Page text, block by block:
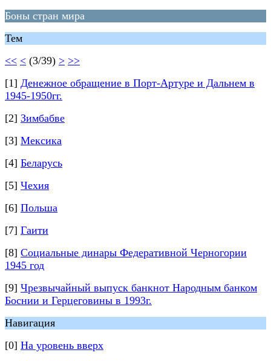
Боны стран мира
Тем
<< < (3/39) > >>
[1] Денежное обращение в Порт-Артуре и Дальнем в
1945-1950гг.
[2] Зимбабве
[3] Мексика
[4] Беларусь
[5] Чехия
[6] Польша
[7] Гаити
[8] Социальные динары Федеративной Черногории
1945 год
[9] Чрезвычайный выпуск банкнот Народным банком
Боснии и Герцеговины в 1993г.
Навигация
[0] На уровень вверх